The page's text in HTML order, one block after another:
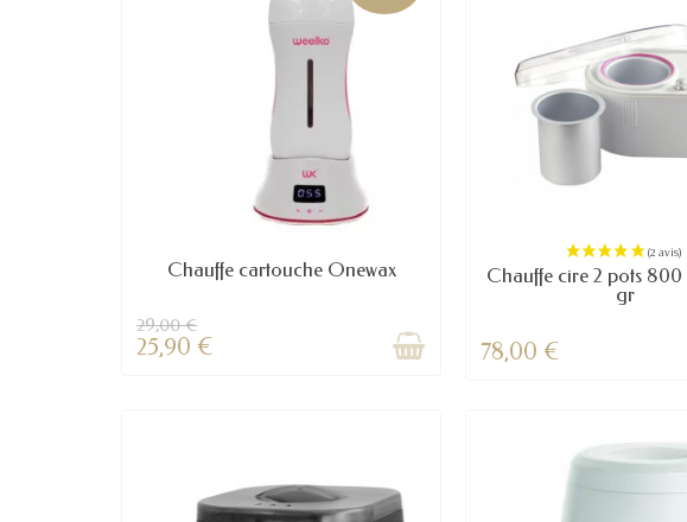
Chauffe cartouche Onewax
29,00 €
25,90 €
Chauffe cire 2 pots
gr
78,00 €